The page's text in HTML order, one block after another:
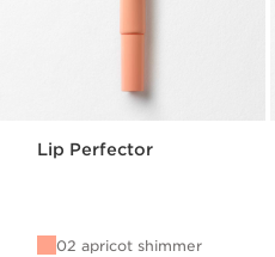
Lip Perfector
02 apricot shimmer